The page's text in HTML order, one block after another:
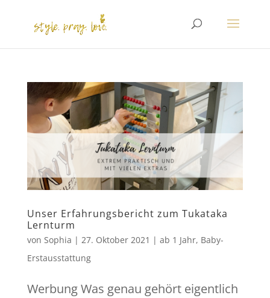
Unser Erfahrungsbericht zum Tukataka
Lernturm
von Sophia | 27. Oktober 2021 | ab 1 Jahr, Baby-
Erstausstattung
Werbung Was genau gehört eigentlich